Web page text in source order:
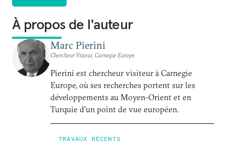
À propos de l'auteur
Marc Pierini
Chercheur Visteur, Carnegie Europe
Pierini est chercheur visiteur à Carnegie
Europe, où ses recherches portent sur les
développements au Moyen-Orient et en
Turquie d’un point de vue européen.
TRAVAUX RÉCENTS